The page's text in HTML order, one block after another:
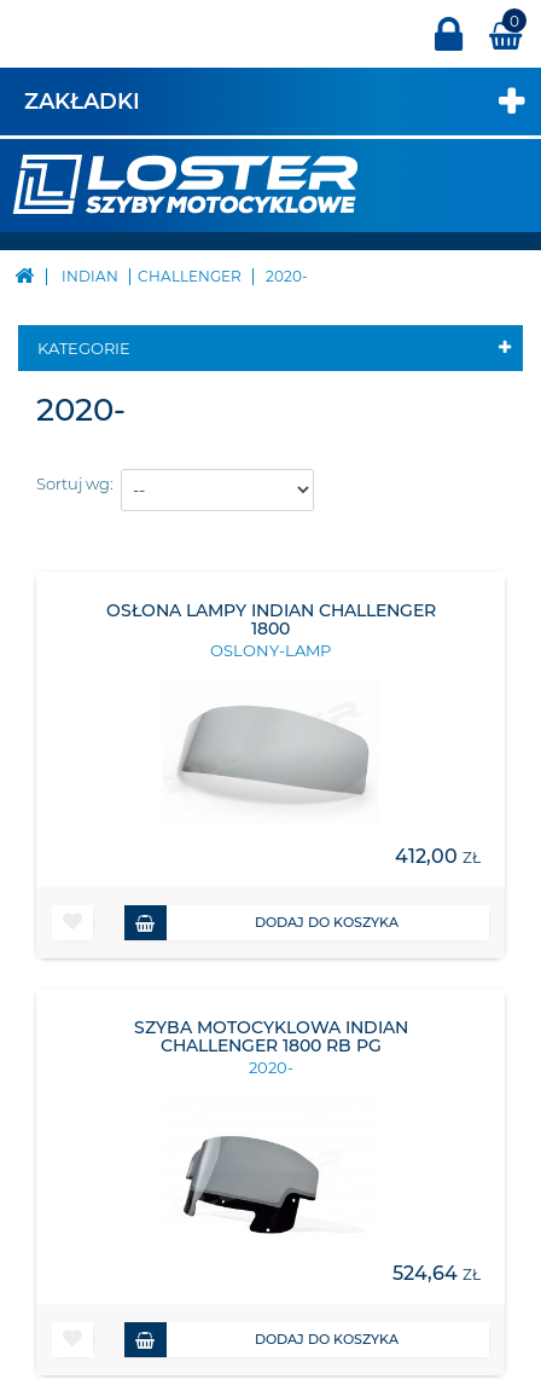
0
ZAKŁADKI
INDIAN CHALLENGER 2020-
KATEGORIE
2020-
Sortuj wg:
OSŁONA LAMPY INDIAN CHALLENGER
1800
OSLONY-LAMP
412,00 ZŁ
DODAJ DO KOSZYKA
SZYBA MOTOCYKLOWA INDIAN
CHALLENGER 1800 RB PG
2020-
524,64 ZŁ
DODAJ DO KOSZYKA